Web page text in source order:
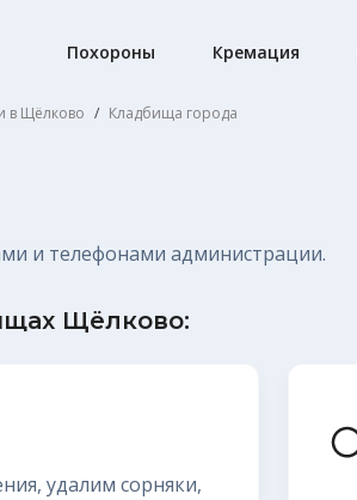
Похороны Кремация
в Щёлково Кладбища города
и телефонами администрации.
Щёлково:
удалим сорняки,